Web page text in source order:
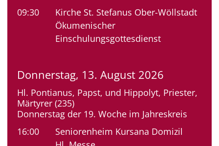
09:30
Kirche St. Stefanus Ober-Wöllstadt
Ökumenischer
Einschulungsgottesdienst
Donnerstag, 13. August 2026
Hl. Pontianus, Papst, und Hippolyt, Priester,
Märtyrer (235)
Donnerstag der 19. Woche im Jahreskreis
16:00
Seniorenheim Kursana Domizil